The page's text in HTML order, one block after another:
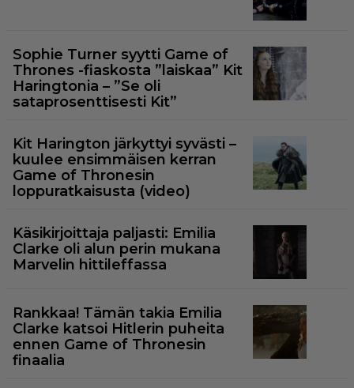
Sophie Turner syytti Game of
Thrones -fiaskosta ”laiskaa” Kit
Haringtonia – ”Se oli
sataprosenttisesti Kit”
Kit Harington järkyttyi syvästi –
kuulee ensimmäisen kerran
Game of Thronesin
loppuratkaisusta (video)
Käsikirjoittaja paljasti: Emilia
Clarke oli alun perin mukana
Marvelin hittileffassa
Rankkaa! Tämän takia Emilia
Clarke katsoi Hitlerin puheita
ennen Game of Thronesin
finaalia